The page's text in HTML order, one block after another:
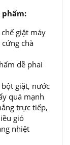
phẩm:
giặt máy
chà
dễ phai
giặt, nước
quá mạnh
trực tiếp,
gió
nhiệt